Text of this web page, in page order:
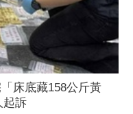
床底藏158公斤黃
訴